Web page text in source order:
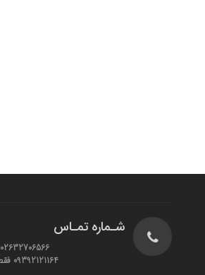
شـماره تمـاس
02632706566 نمابر
09392121164 فقط پیامک